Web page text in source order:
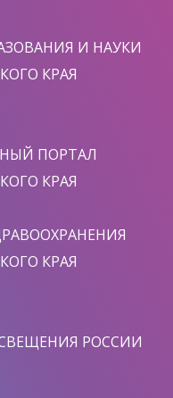
И НАУКИ
КРАЯ
ПОРТАЛ
КРАЯ
КРАЯ
РОССИИ